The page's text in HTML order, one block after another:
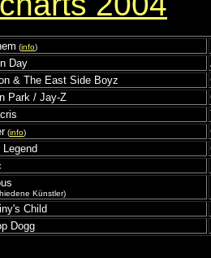
(info)
Day
& The East Side Boyz
Park / Jay-Z
(info)
Legend
Künstler)
Child
Dogg